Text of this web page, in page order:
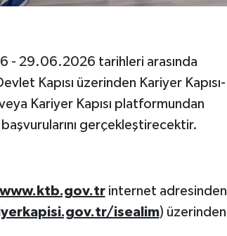
- 29.06.2026 tarihleri arasında
Kapısı üzerinden Kariyer Kapısı-
Kariyer Kapısı platformundan
gerçekleştirecektir.
www.ktb.gov.trinternet adresinden
isealim) üzerinden